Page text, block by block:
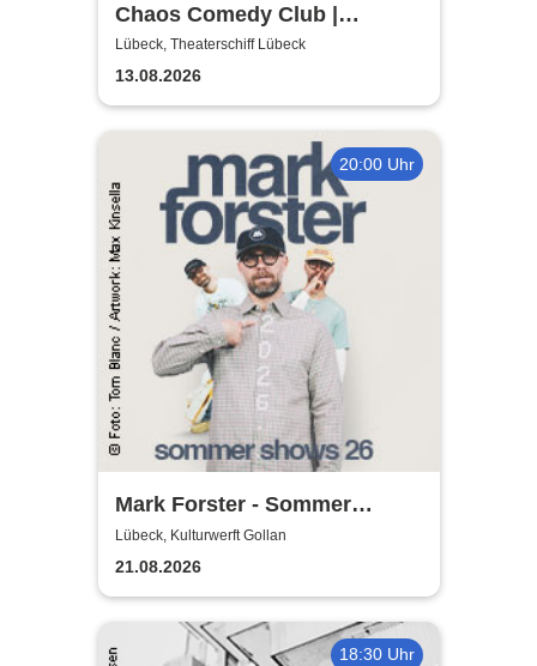
Chaos Comedy Club |
Theaterschiff Lübeck
Lübeck, Theaterschiff Lübeck
13.08.2026
20:00 Uhr
Mark Forster - Sommer
Shows 2026
Lübeck, Kulturwerft Gollan
21.08.2026
18:30 Uhr